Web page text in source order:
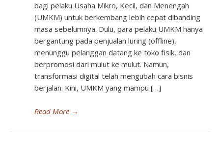
bagi pelaku Usaha Mikro, Kecil, dan Menengah
(UMKM) untuk berkembang lebih cepat dibanding
masa sebelumnya. Dulu, para pelaku UMKM hanya
bergantung pada penjualan luring (offline),
menunggu pelanggan datang ke toko fisik, dan
berpromosi dari mulut ke mulut. Namun,
transformasi digital telah mengubah cara bisnis
berjalan. Kini, UMKM yang mampu […]
Read More →